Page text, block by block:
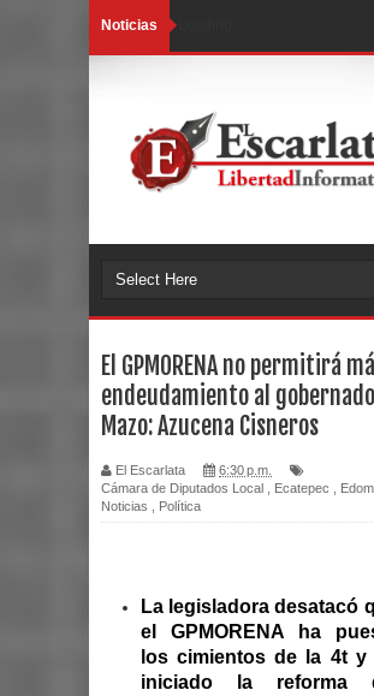
Noticias
El GPMORENA no permitirá
endeudamiento al
Mazo: Azucena Cisneros
El Escarlata
6:30 p.m.
Cámara de Diputados Local
Ecatepec
Noticias
Política
La legisladora desatacó
el GPMORENA ha
los cimientos de la 4t y
iniciado la reforma